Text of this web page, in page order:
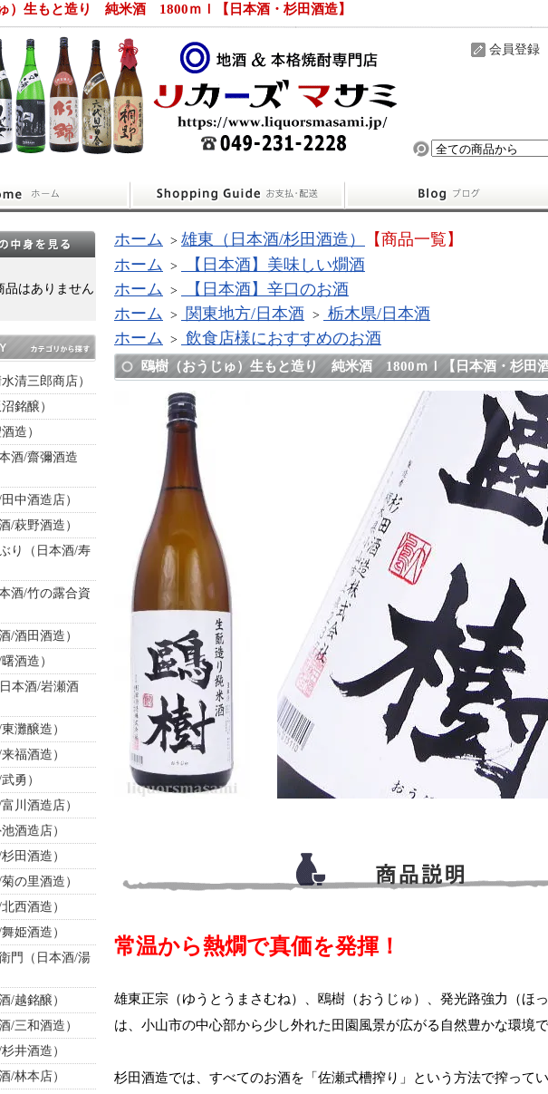
）生もと造り 純米酒 1800ｍｌ【日本酒・杉田酒造】
会員登録
品はありません
清三郎商店）
銘醸）
造）
酒/齋彌酒造
中酒造店）
/萩野酒造）
り（日本酒/寿
酒/竹の露合資
/酒田酒造）
酒造）
本酒/岩瀬酒
灘醸造）
福酒造）
勇）
川酒造店）
酒造店）
田酒造）
の里酒造）
西酒造）
姫酒造）
門（日本酒/湯
/越銘醸）
/三和酒造）
井酒造）
/林本店）
ホーム > 雄東（日本酒/杉田酒造）
【商品一覧】
ホーム >
【日本酒】美味しい燗酒
ホーム >
【日本酒】辛口のお酒
ホーム > 関東地方/日本酒 > 栃木県/日本酒
ホーム > 飲食店様におすすめのお酒
鴎樹（おうじゅ）生もと造り 純米酒 1800ｍｌ【日本酒・杉田
常温から熱燗で真価を発揮！
雄東正宗（ゆうとうまさむね）、鴎樹（おうじゅ）、発光路強力（ほ
は、小山市の中心部から少し外れた田園風景が広がる自然豊かな環境
杉田酒造では、すべてのお酒を「佐瀬式槽搾り」という方法で搾って